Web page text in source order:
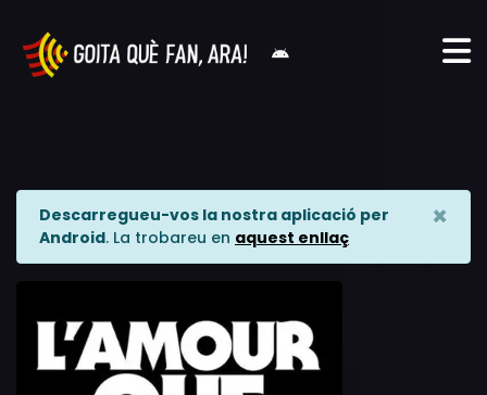
Descarregueu-vos la nostra aplicació per
Android. La trobareu en aquest enllaç
×